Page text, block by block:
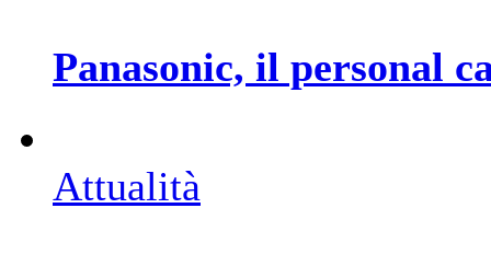
Panasonic, il personal
Attualità